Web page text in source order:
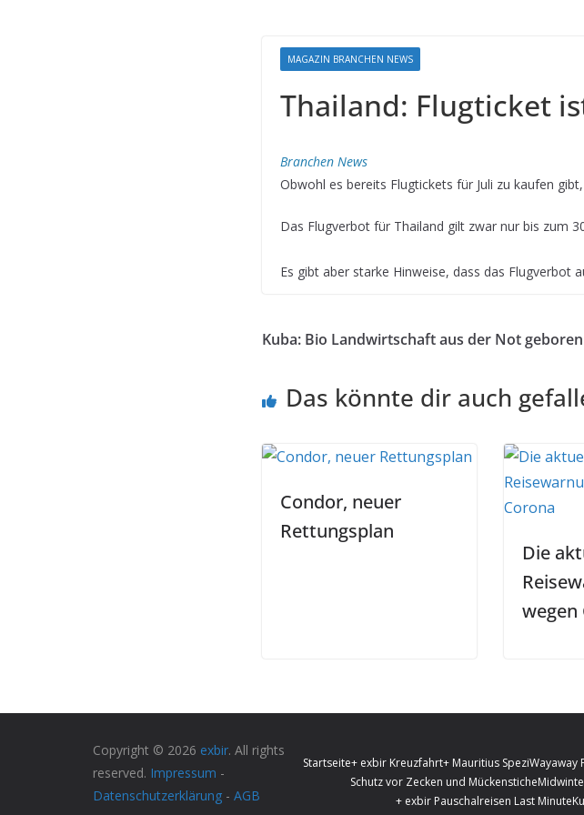
MAGAZIN BRANCHEN NEWS
Thailand: Flugticket
Branchen News
Obwohl es bereits Flugtickets für Juli zu kaufen
Das Flugverbot für Thailand gilt zwar nur bis zum
Es gibt aber starke Hinweise, dass das Flugverbot
Kuba: Bio Landwirtschaft aus der Not geboren
Das könnte dir auch
Condor, neuer
Rettungsplan
Die
wegen
Startseite+ exbir Kreuzfahrt+ Mauritius SpeziWayaway
Schutz vor Zecken und Mückenstiche
+ exbir Pauschalreisen Last Minute
Copyright © 2026 exbir. All rights
reserved. Impressum -
Datenschutzerklärung - AGB